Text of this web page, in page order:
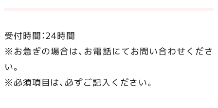
受付時間：24時間
※お急ぎの場合は、お電話にてお問い合わせくださ
い。
※必須項目は、必ずご記入ください。